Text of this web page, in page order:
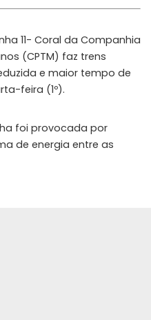
11- Coral da Companhia
(CPTM) faz trens
e maior tempo de
feira (1º).
foi provocada por
de energia entre as